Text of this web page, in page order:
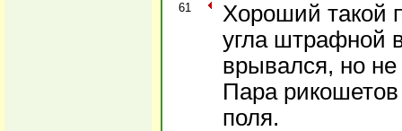
61
Хороший такой
угла штрафной
врывался, но не
Пара
поля.